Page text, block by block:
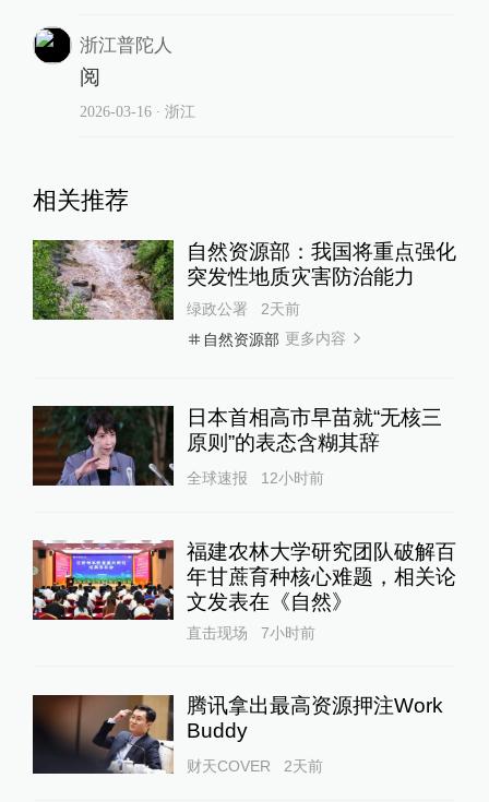
浙江普陀人
阅
2026-03-16∙ 浙江
相关推荐
自然资源部：我国将重点强化
突发性地质灾害防治能力
绿政公署
2天前
自然资源部 更多内容
日本首相高市早苗就“无核三
原则”的表态含糊其辞
全球速报 12小时前
福建农林大学研究团队破解百
年甘蔗育种核心难题，相关论
文发表在《自然》
直击现场 7小时前
腾讯拿出最高资源押注Work
Buddy
财天COVER 2天前